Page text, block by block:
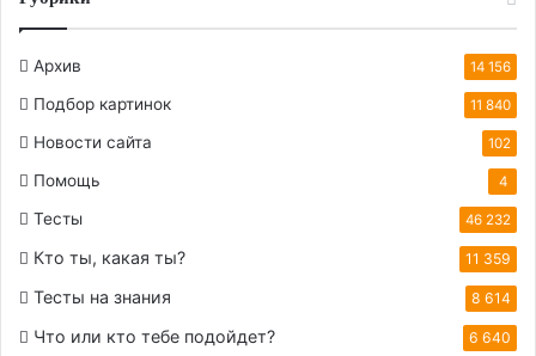
Архив 14 156
Подбор картинок 11 840
Новости сайта 102
Помощь 4
Тесты 46 232
Кто ты, какая ты? 11 359
Тесты на знания 8 614
Что или кто тебе подойдет? 6 640